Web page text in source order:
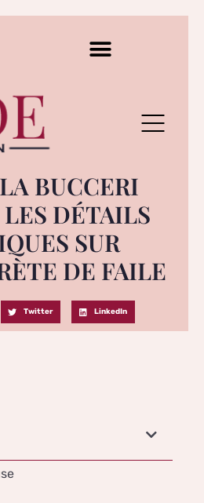
BUCCERI
DÉTAILS
SUR
DE FAILE
Twitter LinkedIn